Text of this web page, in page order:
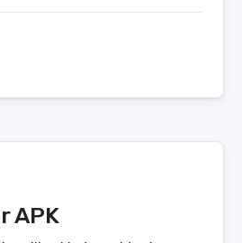
APK